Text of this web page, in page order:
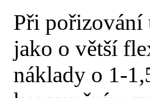
Při pořizování
jako o větší
náklady o 1-